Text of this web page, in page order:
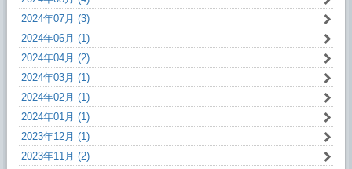
2024年07月 (3)
2024年06月 (1)
2024年04月 (2)
2024年03月 (1)
2024年02月 (1)
2024年01月 (1)
2023年12月 (1)
2023年11月 (2)